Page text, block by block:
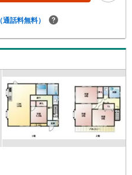
ーン返済について、老後や学費
ンシャルプランナー、住宅ロー
資格を持つスタッフが多数在籍
の資料請求、お問い合わせをお
（通話料無料）